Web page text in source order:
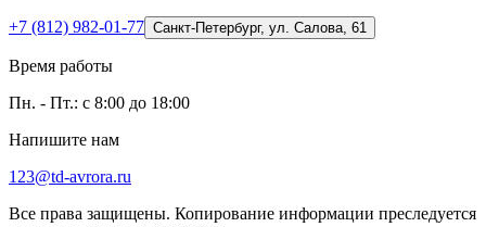
+7 (812) 982-01-77 Санкт-Петербург, ул. Салова, 61
Время работы
Пн. - Пт.: с 8:00 до 18:00
Напишите нам
123@td-avrora.ru
Все права защищены. Копирование информации преследуется